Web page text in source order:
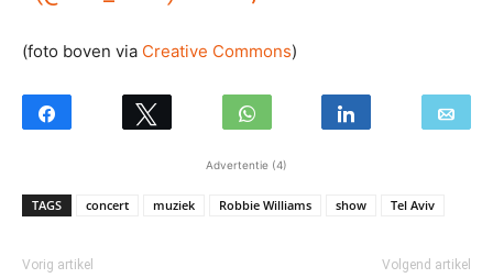
(foto boven via Creative Commons)
Advertentie (4)
TAGS concert muziek Robbie Williams show Tel Aviv
Vorig artikel Volgend artikel